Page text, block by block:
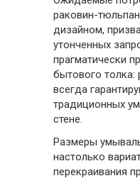
раковин-
дизайном,
утонченных
прагматически
бытового
всегда
традиционных
стене.
Размеры
настолько
перекраивания